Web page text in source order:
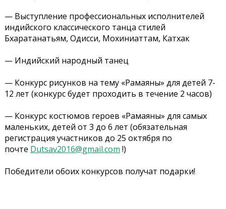
— Выступление профессиональных исполнителей
индийского классического танца стилей
Бхаратанатьям, Одисси, Мохиниаттам, Катхак
— Индийский народный танец
— Конкурс рисунков на тему «Рамаяны» для детей 7-
12 лет (конкурс будет проходить в течение 2 часов)
— Конкурс костюмов героев «Рамаяны» для самых
маленьких, детей от 3 до 6 лет (обязательная
регистрация участников до 25 октября по
почте Dutsav2016@gmail.com !)
Победители обоих конкурсов получат подарки!